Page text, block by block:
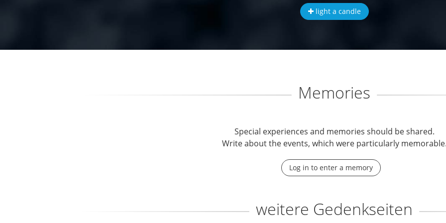
light a candle
Memories
Special experiences and memories should be shared.
Write about the events, which were particularly
Log in to enter a memory
weitere Gedenkseiten